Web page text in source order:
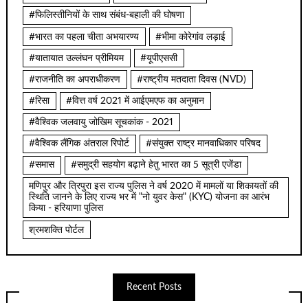
#फिलिस्तीनियों के साथ संबंध-बहाली की घोषणा
#भारत का पहला चीता अभयारण्य #भीमा कोरेगांव लड़ाई
#यातायात उल्लंघन प्रीमियम #यूपीएससी
#राजनीति का अपराधीकरण #राष्ट्रीय मतदाता दिवस (NVD)
#रिसा #वित्त वर्ष 2021 में आईएमएफ का अनुमान
#वैश्विक जलवायु जोखिम सूचकांक - 2021
#वैश्विक लैंगिक अंतराल रिपोर्ट #संयुक्त राष्ट्र मानवाधिकार परिषद
#समास #समुद्री सहयोग बढ़ाने हेतु भारत का 5 सूत्री एजेंडा
मणिपुर और त्रिपुरा इस राज्य पुलिस ने वर्ष 2020 में मामलों या शिकायतों की
स्थिति जानने के लिए राज्य भर में "नो युवर केस" (KYC) योजना का आरंभ
किया - हरियाणा पुलिस
श्रमशक्ति पोर्टल
Recent Posts